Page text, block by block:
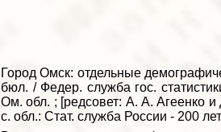
Город Омск: отдельные
бюл. / Федер. служба гос.
Ом. обл. ; [редсовет: А. А. Агеенко и
с. обл.: Стат. служба России - 200